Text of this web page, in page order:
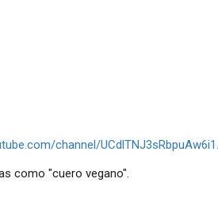
channel/UCdlTNJ3sRbpuAw6i1...
como "cuero vegano".